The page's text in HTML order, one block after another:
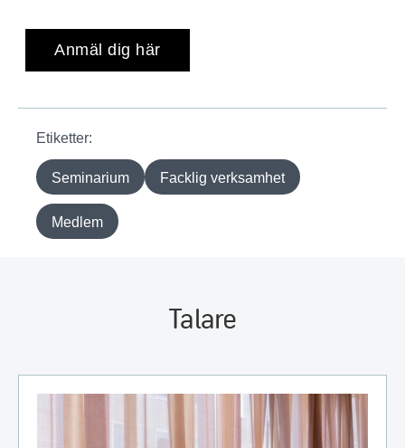
Anmäl dig här
Etiketter:
Seminarium Facklig verksamhet
Medlem
Talare